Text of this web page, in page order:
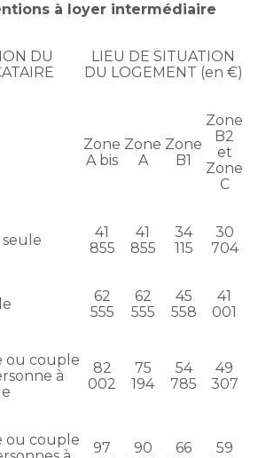
à loyer intermédiaire
DU
LIEU DE SITUATION
DU LOGEMENT (en €)
Zone
A bis
Zone
A
Zone
B1
Zone
B2
et
Zone
C
41
855
41
855
34
115
30
704
62
555
62
555
45
558
41
001
ou couple
à
82
002
75
194
54
785
49
307
ou couple
97
90
66
59